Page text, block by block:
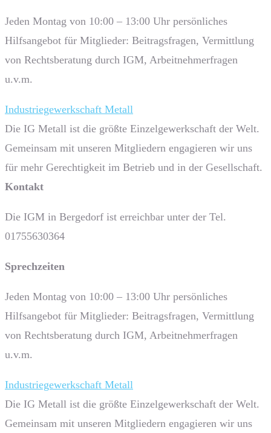
Jeden Montag von 10:00 – 13:00 Uhr persönliches
Hilfsangebot für Mitglieder: Beitragsfragen, Vermittlung
von Rechtsberatung durch IGM, Arbeitnehmerfragen
u.v.m.
Industriegewerkschaft Metall
Die IG Metall ist die größte Einzelgewerkschaft der Welt.
Gemeinsam mit unseren Mitgliedern engagieren wir uns
für mehr Gerechtigkeit im Betrieb und in der Gesellschaft.
Kontakt
Die IGM in Bergedorf ist erreichbar unter der Tel.
01755630364
Sprech­zeiten
Jeden Montag von 10:00 – 13:00 Uhr persönliches
Hilfsangebot für Mitglieder: Beitragsfragen, Vermittlung
von Rechtsberatung durch IGM, Arbeitnehmerfragen
u.v.m.
Industriegewerkschaft Metall
Die IG Metall ist die größte Einzelgewerkschaft der Welt.
Gemeinsam mit unseren Mitgliedern engagieren wir uns